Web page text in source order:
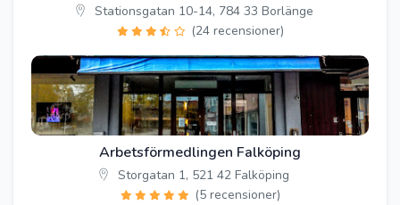
Stationsgatan 10-14, 784 33 Borlänge
(24 recensioner)
Arbetsförmedlingen Falköping
Storgatan 1, 521 42 Falköping
(5 recensioner)